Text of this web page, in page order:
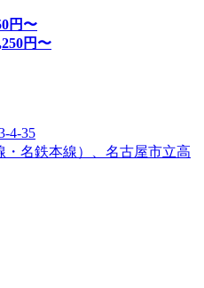
円〜
円〜
4-35
・名鉄本線）、名古屋市立高